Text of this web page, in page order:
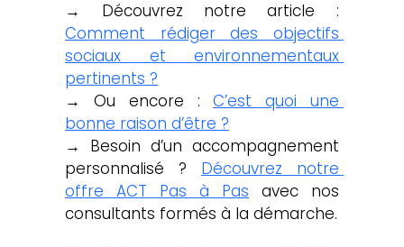
Comment rédiger des objectifs
sociaux et environnementaux
pertinents ?
→ Ou encore : C’est quoi une
bonne raison d’être ?
→ Besoin d’un accompagnement
personnalisé ? Découvrez notre
offre ACT Pas à Pas avec nos
consultants formés à la démarche.